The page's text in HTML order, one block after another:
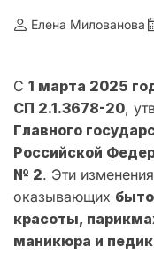
Елена Милованова
С 1 марта 2025
СП 2.1.3678-20,
Главного
Российской
№ 2. Эти
оказывающих
красоты,
маникюра и